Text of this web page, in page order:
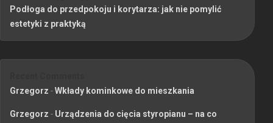
Podłoga do przedpokoju i korytarza: jak nie pomylić
estetyki z praktyką
Grzegorz -Wkłady kominkowe do mieszkania
Grzegorz - Urządzenia do cięcia styropianu – na co